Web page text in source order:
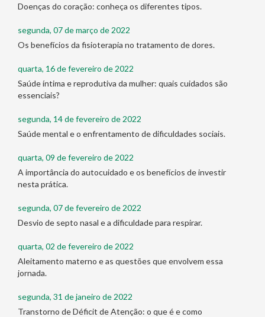
Doenças do coração: conheça os diferentes tipos.
segunda, 07 de março de 2022
Os benefícios da fisioterapia no tratamento de dores.
quarta, 16 de fevereiro de 2022
Saúde íntima e reprodutiva da mulher: quais cuidados são
essenciais?
segunda, 14 de fevereiro de 2022
Saúde mental e o enfrentamento de dificuldades sociais.
quarta, 09 de fevereiro de 2022
A importância do autocuidado e os benefícios de investir
nesta prática.
segunda, 07 de fevereiro de 2022
Desvio de septo nasal e a dificuldade para respirar.
quarta, 02 de fevereiro de 2022
Aleitamento materno e as questões que envolvem essa
jornada.
segunda, 31 de janeiro de 2022
Transtorno de Déficit de Atenção: o que é e como